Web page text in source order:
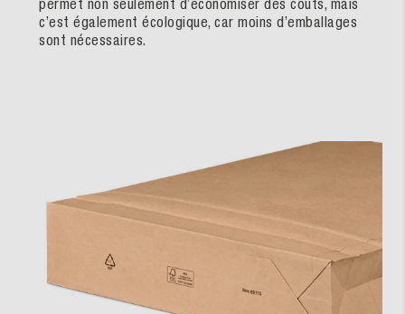
permet non seulement d’économiser des coûts, mais
c’est également écologique, car moins d’emballages
sont nécessaires.